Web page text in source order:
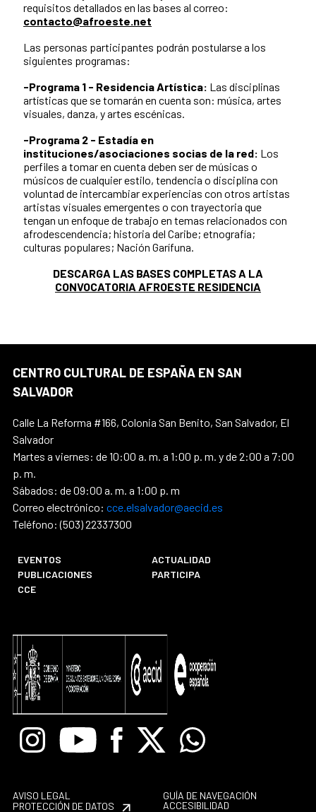
requisitos detallados en las bases al correo:
contacto@afroeste.net
Las personas participantes podrán postularse a los
siguientes programas:
-Programa 1 - Residencia Artística: Las disciplinas
artísticas que se tomarán en cuenta son: música, artes
visuales, danza, y artes escénicas.
-Programa 2 - Estadía en
instituciones/asociaciones socias de la red: Los
perfiles a tomar en cuenta deben ser de músicas o
músicos de cualquier estilo, tendencia o disciplina con
voluntad de intercambiar experiencias con otros artistas
artistas visuales emergentes o con trayectoria que
tengan un enfoque de trabajo en temas relacionados con
afrodescendencia; historia del Caribe; etnografía;
culturas populares; Nación Garífuna.
DESCARGA LAS BASES COMPLETAS A LA
CONVOCATORIA AFROESTE RESIDENCIA
CENTRO CULTURAL DE ESPAÑA EN SAN
SALVADOR
Calle La Reforma #166, Colonia San Benito, San Salvador, El
Salvador
Martes a viernes: de 10:00 a. m. a 1:00 p. m. y de 2:00 a 7:00
p. m.
Sábados: de 09:00 a. m. a 1:00 p. m
Correo electrónico: cce.elsalvador@aecid.es
Teléfono: (503) 22337300
EVENTOS
ACTUALIDAD
PUBLICACIONES
PARTICIPA
CCE
InstagramYoutube Facebook
X Whatsapp
AVISO LEGAL
PROTECCIÓN DE DATOS
GUÍA DE NAVEGACIÓN
ACCESIBILIDAD